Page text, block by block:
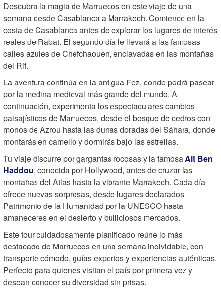
Descubra la magia de Marruecos en este viaje de una
semana desde Casablanca a Marrakech. Comience en la
costa de Casablanca antes de explorar los lugares de interés
reales de Rabat. El segundo día le llevará a las famosas
calles azules de Chefchaouen, enclavadas en las montañas
del Rif.
La aventura continúa en la antigua Fez, donde podrá pasear
por la medina medieval más grande del mundo. A
continuación, experimenta los espectaculares cambios
paisajísticos de Marruecos, desde el bosque de cedros con
monos de Azrou hasta las dunas doradas del Sáhara, donde
montarás en camello y dormirás bajo las estrellas.
Tu viaje discurre por gargantas rocosas y la famosaAit Ben
Haddou, conocida por Hollywood, antes de cruzar las
montañas del Atlas hasta la vibrante Marrakech. Cada día
ofrece nuevas sorpresas, desde lugares declarados
Patrimonio de la Humanidad por la UNESCO hasta
amaneceres en el desierto y bulliciosos mercados.
Este tour cuidadosamente planificado reúne lo más
destacado de Marruecos en una semana inolvidable, con
transporte cómodo, guías expertos y experiencias auténticas.
Perfecto para quienes visitan el país por primera vez y
desean conocer su diversidad sin prisas.